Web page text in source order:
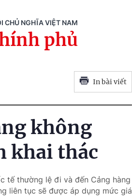
CHỦ NGHĨA VIỆT NAM
phủ
In bài viết
không
khai thác
tế thường lệ đi và đến Cảng hàng
liên tục sẽ được áp dụng mức giá